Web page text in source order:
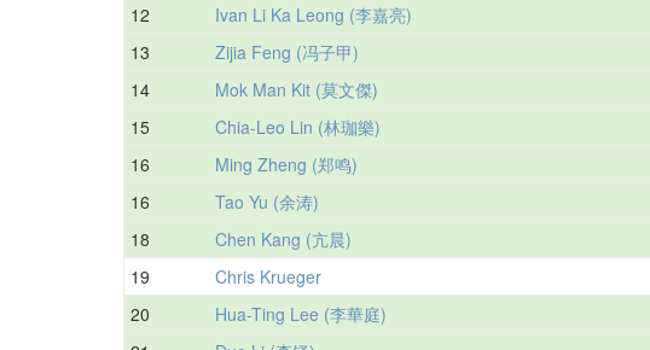
12 Ivan Li Ka Leong (李嘉亮)
13 Zijia Feng (冯子甲)
14 Mok Man Kit (莫文傑)
15 Chia-Leo Lin (林珈樂)
16 Ming Zheng (郑鸣)
16 Tao Yu (余涛)
18 Chen Kang (亢晨)
19 Chris Krueger
20 Hua-Ting Lee (李華庭)